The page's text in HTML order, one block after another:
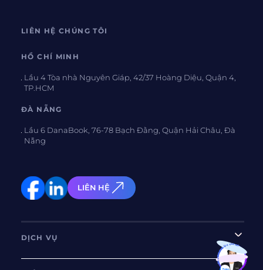
LIÊN HỆ CHÚNG TÔI
HỒ CHÍ MINH
Lầu 4 Tòa nhà Nguyên Giáp, 42/37 Hoàng Diệu, Quận 4,
TP.HCM
ĐÀ NẴNG
Lầu 6 DanaBook, 76-78 Bạch Đằng, Quận Hải Châu, Đà
Nẵng
LIÊN HỆ
DỊCH VỤ Bạn muốn hiểu thêm?Xem chi tiết